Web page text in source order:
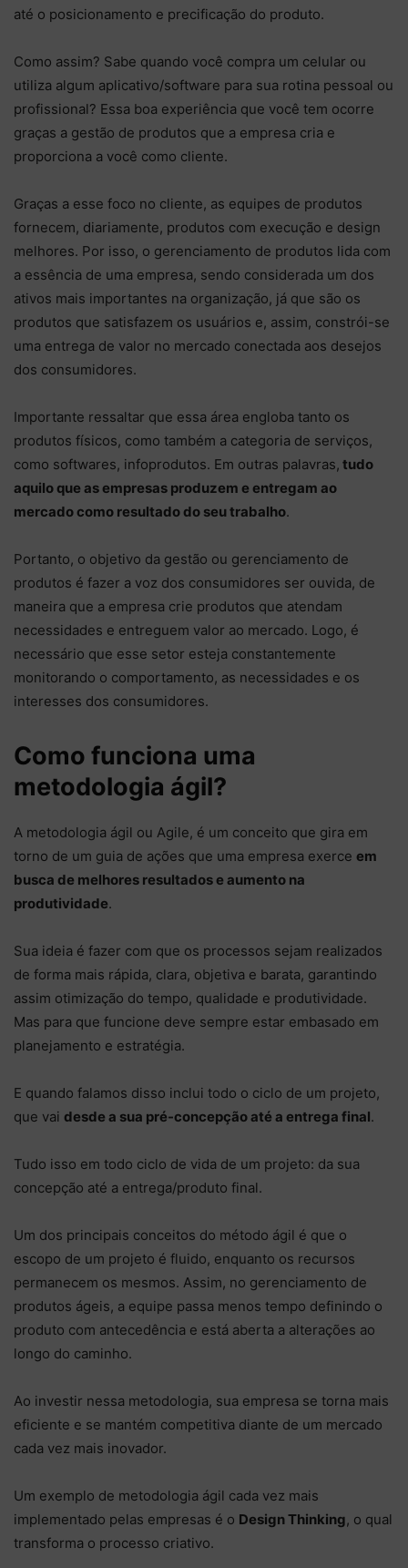
até o posicionamento e precificação do produto.
Como assim? Sabe quando você compra um celular ou
utiliza algum aplicativo/software para sua rotina pessoal ou
profissional? Essa boa experiência que você tem ocorre
graças a gestão de produtos que a empresa cria e
proporciona a você como cliente.
Graças a esse foco no cliente, as equipes de produtos
fornecem, diariamente, produtos com execução e design
melhores. Por isso, o gerenciamento de produtos lida com
a essência de uma empresa, sendo considerada um dos
ativos mais importantes na organização, já que são os
produtos que satisfazem os usuários e, assim, constrói-se
uma entrega de valor no mercado conectada aos desejos
dos consumidores.
Importante ressaltar que essa área engloba tanto os
produtos físicos, como também a categoria de serviços,
como softwares, infoprodutos. Em outras palavras, tudo
aquilo que as empresas produzem e entregam ao
mercado como resultado do seu trabalho.
Portanto, o objetivo da gestão ou gerenciamento de
produtos é fazer a voz dos consumidores ser ouvida, de
maneira que a empresa crie produtos que atendam
necessidades e entreguem valor ao mercado. Logo, é
necessário que esse setor esteja constantemente
monitorando o comportamento, as necessidades e os
interesses dos consumidores.
Como funciona uma
metodologia ágil?
A metodologia ágil ou Agile, é um conceito que gira em
torno de um guia de ações que uma empresa exerce em
busca de melhores resultados e aumento na
produtividade.
Sua ideia é fazer com que os processos sejam realizados
de forma mais rápida, clara, objetiva e barata, garantindo
assim otimização do tempo, qualidade e produtividade.
Mas para que funcione deve sempre estar embasado em
planejamento e estratégia.
E quando falamos disso inclui todo o ciclo de um projeto,
que vai desde a sua pré-concepção até a entrega final.
Tudo isso em todo ciclo de vida de um projeto: da sua
concepção até a entrega/produto final.
Um dos principais conceitos do método ágil é que o
escopo de um projeto é fluido, enquanto os recursos
permanecem os mesmos. Assim, no gerenciamento de
produtos ágeis, a equipe passa menos tempo definindo o
produto com antecedência e está aberta a alterações ao
longo do caminho.
Ao investir nessa metodologia, sua empresa se torna mais
eficiente e se mantém competitiva diante de um mercado
cada vez mais inovador.
Um exemplo de metodologia ágil cada vez mais
implementado pelas empresas é o Design Thinking, o qual
transforma o processo criativo.